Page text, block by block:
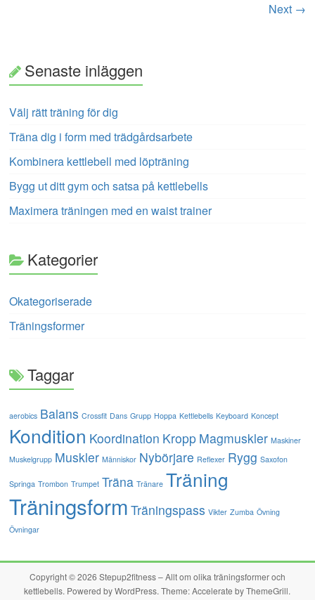
Next →
Senaste inläggen
Välj rätt träning för dig
Träna dig i form med trädgårdsarbete
Kombinera kettlebell med löpträning
Bygg ut ditt gym och satsa på kettlebells
Maximera träningen med en waist trainer
Kategorier
Okategoriserade
Träningsformer
Taggar
aerobics Balans Crossfit Dans Grupp Hoppa Kettlebells Keyboard Koncept
Kondition Koordination Kropp Magmuskler Maskiner
Muskelgrupp Muskler Människor Nybörjare Reflexer Rygg Saxofon
Springa Trombon Trumpet Träna Tränare Träning
Träningsform Träningspass Vikter Zumba Övning
Övningar
Copyright © 2026 Stepup2fitness – Allt om olika träningsformer och
kettlebells. Powered byWordPress. Theme: Accelerate byThemeGrill.